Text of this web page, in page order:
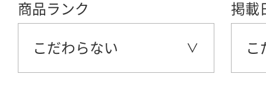
商品ランク
こだわらない
掲載
こ